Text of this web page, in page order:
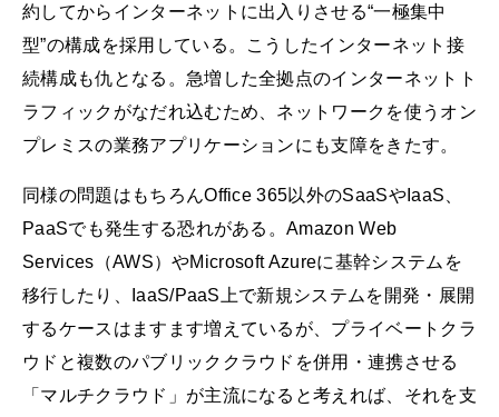
約してからインターネットに出入りさせる“一極集中
型”の構成を採用している。こうしたインターネット接
続構成も仇となる。急増した全拠点のインターネットト
ラフィックがなだれ込むため、ネットワークを使うオン
プレミスの業務アプリケーションにも支障をきたす。
同様の問題はもちろんOffice 365以外のSaaSやIaaS、
PaaSでも発生する恐れがある。Amazon Web
Services（AWS）やMicrosoft Azureに基幹システムを
移行したり、IaaS/PaaS上で新規システムを開発・展開
するケースはますます増えているが、プライベートクラ
ウドと複数のパブリッククラウドを併用・連携させる
「マルチクラウド」が主流になると考えれば、それを支